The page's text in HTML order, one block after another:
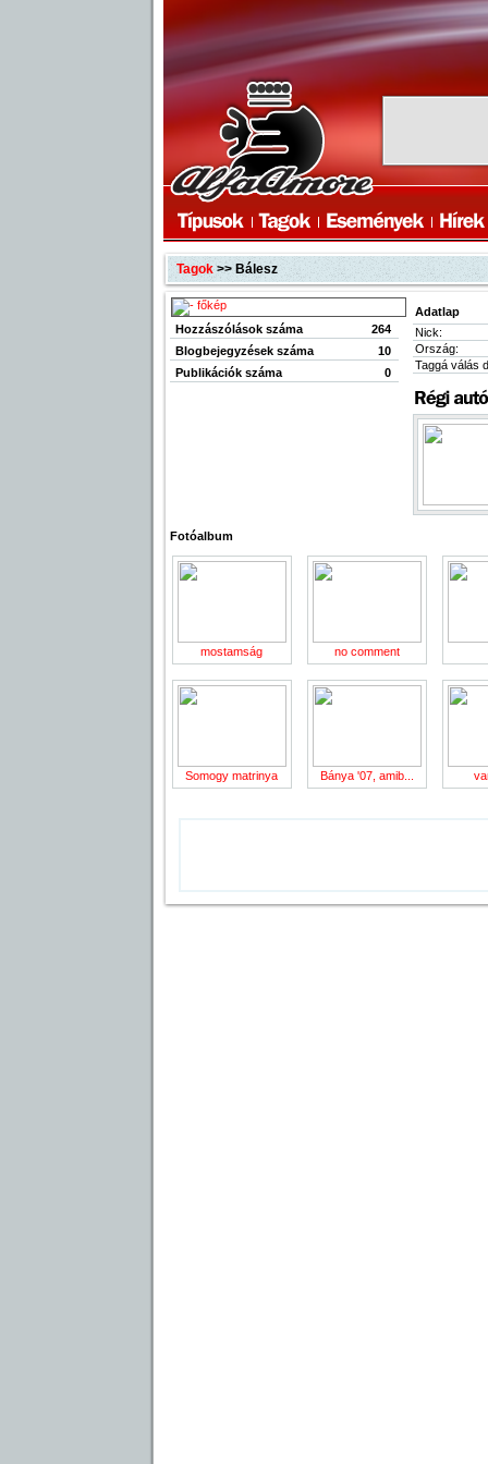
Tagok>> Bálesz
Hozzászólások száma
264
Blogbejegyzések száma
10
Publikációk száma
0
Adatlap
Nick:
Ország:
Taggá válás
Fotóalbum
mostamság no comment
Somogy matrinya Bánya '07, amib...